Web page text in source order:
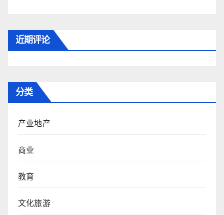
近期评论
分类
产业地产
商业
教育
文化旅游